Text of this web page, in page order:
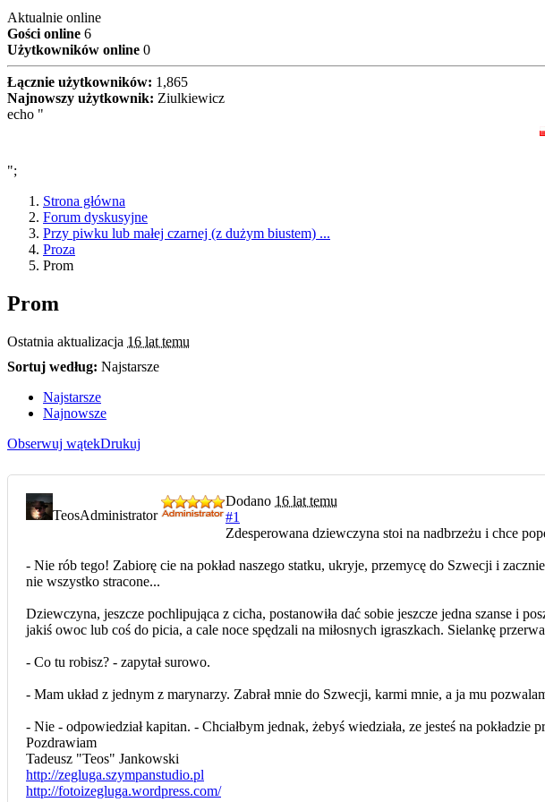
Aktualnie online
Gości online 6
Użytkowników online 0
Łącznie użytkowników: 1,865
Najnowszy użytkownik: Ziulkiewicz
echo "
";
Strona główna
Forum dyskusyjne
Przy piwku lub małej czarnej (z dużym biustem) ...
Proza
Prom
Prom
Ostatnia aktualizacja 16 lat temu
Sortuj według: Najstarsze
Najstarsze
Najnowsze
Obserwuj wątekDrukuj
TeosAdministrator
Dodano 16 lat temu
#1
Zdesperowana dziewczyna stoi na nadbrzeżu i chce
- Nie rób tego! Zabiorę cie na pokład naszego statku, ukryje, przemycę do Szwecji i
nie wszystko stracone...
Dziewczyna, jeszcze pochlipująca z cicha, postanowiła dać sobie jeszcze jedna szanse i
jakiś owoc lub coś do picia, a cale noce spędzali na miłosnych igraszkach. Sielankę
- Co tu robisz? - zapytał surowo.
- Mam układ z jednym z marynarzy. Zabrał mnie do Szwecji, karmi mnie, a ja mu
- Nie - odpowiedział kapitan. - Chciałbym jednak, żebyś wiedziała, ze jesteś na
Pozdrawiam
Tadeusz "Teos" Jankowski
http://zegluga.szympanstudio.pl
http://fotoizegluga.wordpress.com/